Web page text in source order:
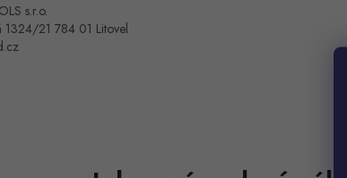
s.r.o.
1324/21 784 01 Litovel